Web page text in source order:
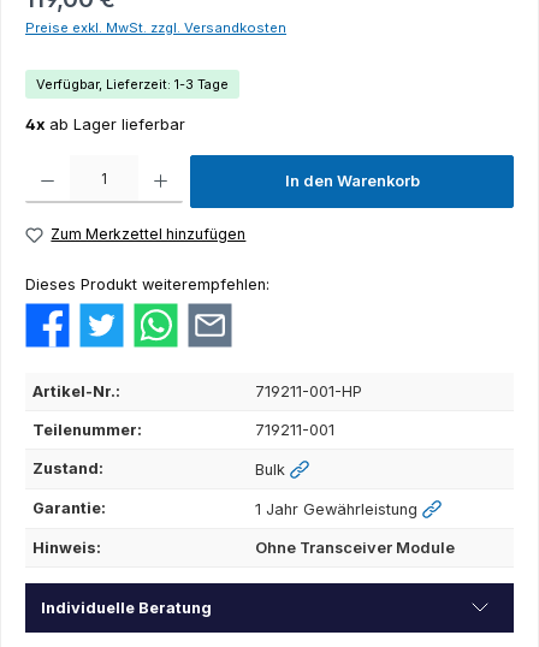
Preise exkl. MwSt. zzgl. Versandkosten
Verfügbar, Lieferzeit: 1-3 Tage
4x ab Lager lieferbar
In den Warenkorb
Zum Merkzettel hinzufügen
Dieses Produkt weiterempfehlen:
Artikel-Nr.: 719211-001-HP
Teilenummer: 719211-001
Zustand: Bulk
Garantie: 1 Jahr Gewährleistung
Hinweis: Ohne Transceiver Module
Individuelle Beratung